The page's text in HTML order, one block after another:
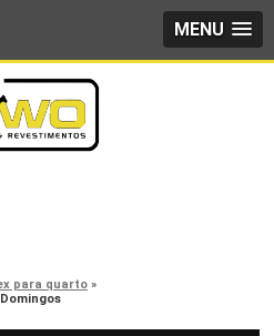
MENU
para quarto